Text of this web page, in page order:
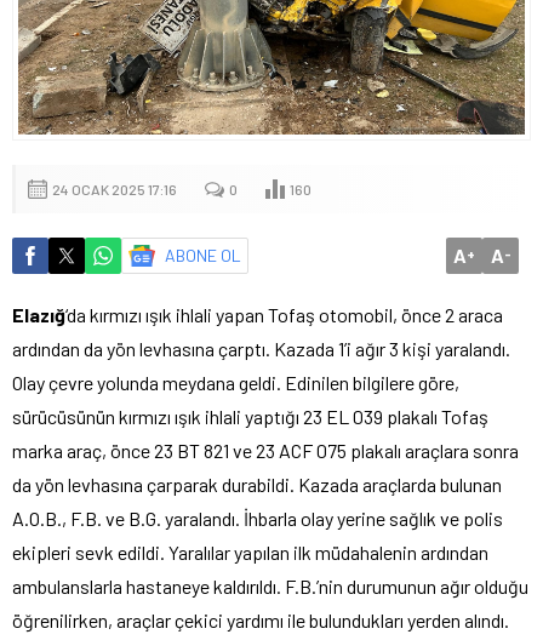
24 OCAK 2025 17:16 0 160
ABONE OL A+ A-
Elazığ‘da kırmızı ışık ihlali yapan Tofaş otomobil, önce 2 araca
ardından da yön levhasına çarptı. Kazada 1’i ağır 3 kişi yaralandı.
Olay çevre yolunda meydana geldi. Edinilen bilgilere göre,
sürücüsünün kırmızı ışık ihlali yaptığı 23 EL 039 plakalı Tofaş
marka araç, önce 23 BT 821 ve 23 ACF 075 plakalı araçlara sonra
da yön levhasına çarparak durabildi. Kazada araçlarda bulunan
A.O.B., F.B. ve B.G. yaralandı. İhbarla olay yerine sağlık ve polis
ekipleri sevk edildi. Yaralılar yapılan ilk müdahalenin ardından
ambulanslarla hastaneye kaldırıldı. F.B.’nin durumunun ağır olduğu
öğrenilirken, araçlar çekici yardımı ile bulundukları yerden alındı.